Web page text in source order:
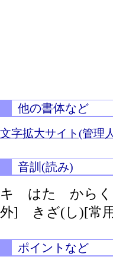
他の書体など
文字拡大サイト(管理
音訓(読み)
キ はた からく
外]
きざ(し)[常
ポイントなど